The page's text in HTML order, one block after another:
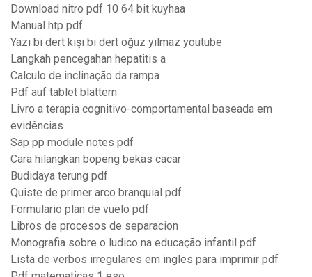
Download nitro pdf 10 64 bit kuyhaa
Manual htp pdf
Yazı bi dert kışı bi dert oğuz yılmaz youtube
Langkah pencegahan hepatitis a
Calculo de inclinação da rampa
Pdf auf tablet blättern
Livro a terapia cognitivo-comportamental baseada em
evidências
Sap pp module notes pdf
Cara hilangkan bopeng bekas cacar
Budidaya terung pdf
Quiste de primer arco branquial pdf
Formulario plan de vuelo pdf
Libros de procesos de separacion
Monografia sobre o ludico na educação infantil pdf
Lista de verbos irregulares em ingles para imprimir pdf